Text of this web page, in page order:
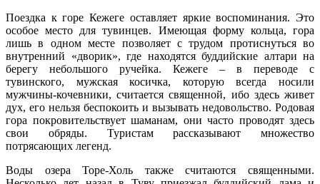
Поездка к горе Кежеге оставляет яркие воспоминания. Это
особое место для тувинцев. Имеющая форму кольца, гора
лишь в одном месте позволяет с трудом протиснуться во
внутренний «дворик», где находятся буддийские алтари на
берегу небольшого ручейка. Кежеге – в переводе с
тувинского, мужская косичка, которую всегда носили
мужчины-кочевники, считается священной, ибо здесь живет
дух, его нельзя беспокоить и вызывать недовольство. Родовая
гора покровительствует шаманам, они часто проводят здесь
свои обряды. Туристам рассказывают множество
потрясающих легенд.
Воды озера Торе-Холь также считаются священными.